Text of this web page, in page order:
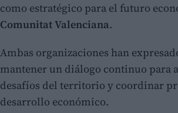
como estratégico para el futuro
Comunitat Valenciana.
Ambas organizaciones han
mantener un diálogo continuo para
desafíos del territorio y coordinar
desarrollo económico.